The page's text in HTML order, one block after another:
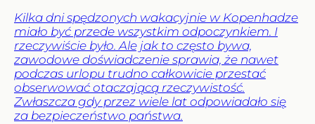
Kilka dni spędzonych wakacyjnie w Kopenhadze
miało być przede wszystkim odpoczynkiem. I
rzeczywiście było. Ale jak to często bywa,
zawodowe doświadczenie sprawia, że nawet
podczas urlopu trudno całkowicie przestać
obserwować otaczającą rzeczywistość.
Zwłaszcza gdy przez wiele lat odpowiadało się
za bezpieczeństwo państwa.